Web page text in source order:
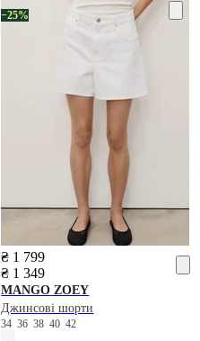
−25%
₴ 1 799
₴ 1 349
MANGO ZOEY
Джинсові шорти
3436384042